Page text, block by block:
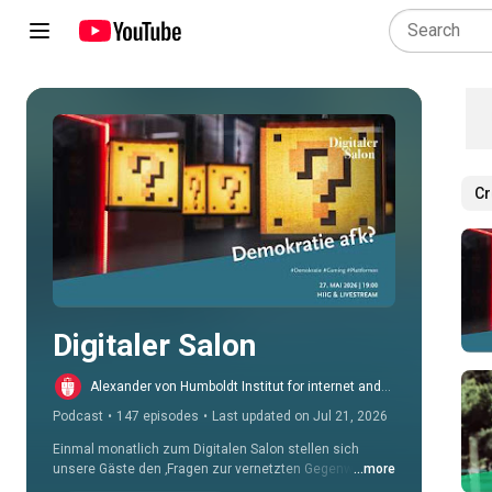
Play all
Digitaler Salon
Alexander von Humboldt Institut for internet and
Podcast • 147 episodes • Last updated on Jul 21, 2026
Einmal monatlich zum Digitalen Salon stellen sich
unsere Gäste den ‚Fragen zur vernetzten Gegenwart‘. In
unserer Diskussionsreihe beleuchten wir Netz-
...more